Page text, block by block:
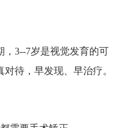
3--7岁是视觉发育的可
待，早发现、早治疗。